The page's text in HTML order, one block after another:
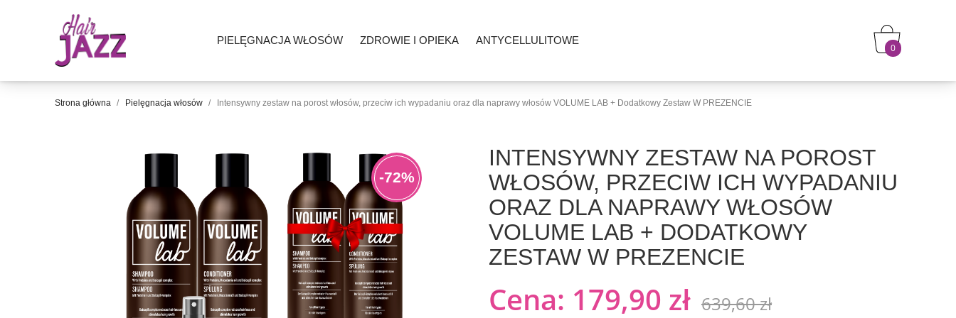
PIELĘGNACJA WŁOSÓW ZDROWIE I OPIEKA ANTYCELLULITOWE
0
Strona główna Pielęgnacja włosów Intensywny zestaw na porost włosów, przeciw ich wypadaniu oraz dla naprawy włosów VOLUME LAB + Dodatkowy Zestaw W PREZENCIE
-72%
INTENSYWNY ZESTAW NA POROST
WŁOSÓW, PRZECIW ICH WYPADANIU
ORAZ DLA NAPRAWY WŁOSÓW
VOLUME LAB + DODATKOWY
ZESTAW W PREZENCIE
Cena: 179,90 zł 639,60 zł